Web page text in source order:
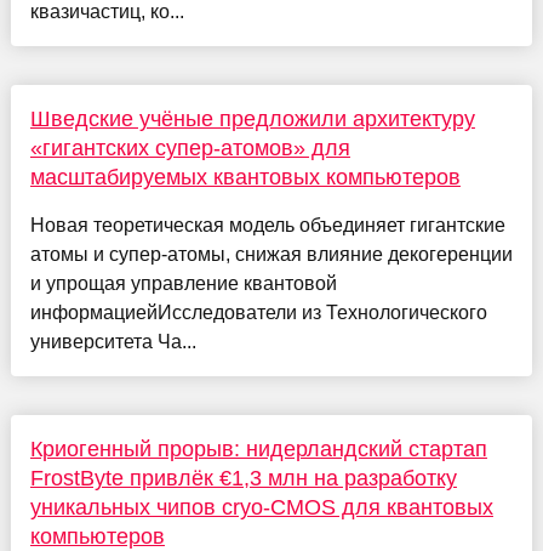
квазичастиц, ко...
Шведские учёные предложили архитектуру
«гигантских супер-атомов» для
масштабируемых квантовых компьютеров
Новая теоретическая модель объединяет гигантские
атомы и супер-атомы, снижая влияние декогеренции
и упрощая управление квантовой
информациейИсследователи из Технологического
университета Ча...
Криогенный прорыв: нидерландский стартап
FrostByte привлёк €1,3 млн на разработку
уникальных чипов cryo-CMOS для квантовых
компьютеров